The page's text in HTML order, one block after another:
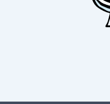
utilizza
piante a
le erbe
rifacendo